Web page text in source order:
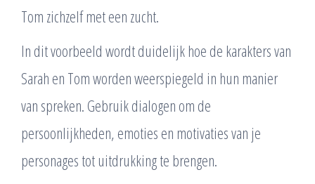
Tom zichzelf met een zucht.
In dit voorbeeld wordt duidelijk hoe de karakters van
Sarah en Tom worden weerspiegeld in hun manier
van spreken. Gebruik dialogen om de
persoonlijkheden, emoties en motivaties van je
personages tot uitdrukking te brengen.